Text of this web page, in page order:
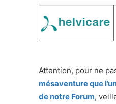
Attention, pour ne
mésaventure que
de notre Forum,